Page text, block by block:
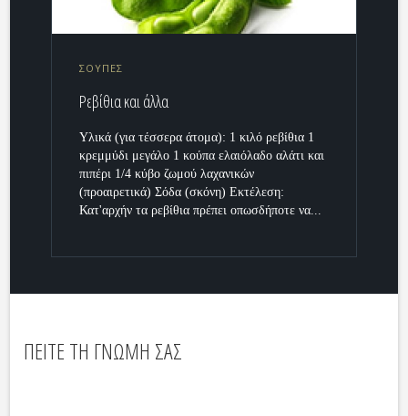
ΣΟΥΠΕΣ
Ρεβίθια και άλλα
Υλικά (για τέσσερα άτομα): 1 κιλό ρεβίθια 1
κρεμμύδι μεγάλο 1 κούπα ελαιόλαδο αλάτι και
πιπέρι 1/4 κύβο ζωμού λαχανικών
(προαιρετικά) Σόδα (σκόνη) Εκτέλεση:
Κατ'αρχήν τα ρεβίθια πρέπει οπωσδήποτε να...
ΠΕΙΤΕ ΤΗ ΓΝΩΜΗ ΣΑΣ